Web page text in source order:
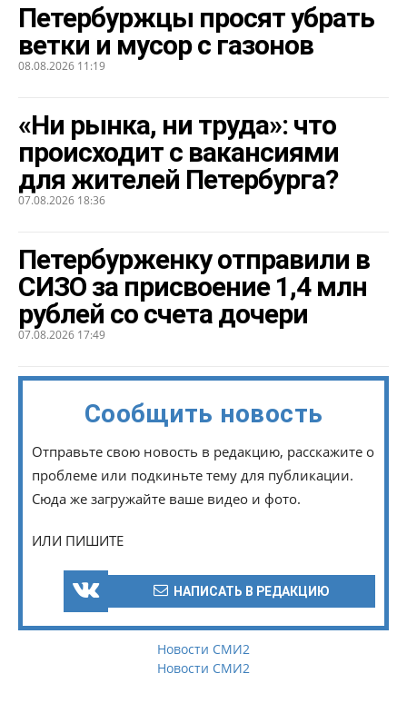
Петербуржцы просят убрать
ветки и мусор с газонов
08.08.2026 11:19
«Ни рынка, ни труда»: что
происходит с вакансиями
для жителей Петербурга?
07.08.2026 18:36
Петербурженку отправили в
СИЗО за присвоение 1,4 млн
рублей со счета дочери
07.08.2026 17:49
Сообщить новость
Отправьте свою новость в редакцию, расскажите о
проблеме или подкиньте тему для публикации.
Сюда же загружайте ваше видео и фото.
ИЛИ ПИШИТЕ
НАПИСАТЬ В РЕДАКЦИЮ
Новости СМИ2
Новости СМИ2